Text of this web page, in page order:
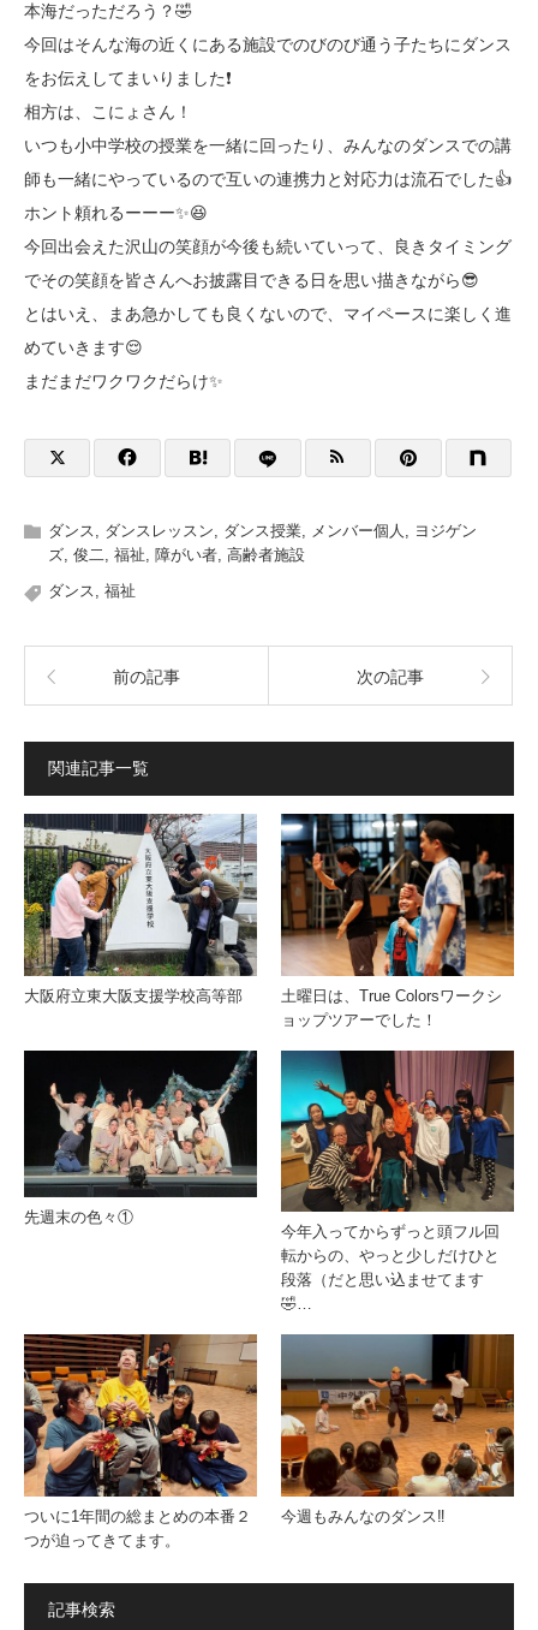
本海だっただろう？🤣
今回はそんな海の近くにある施設でのびのび通う子たちにダンス
をお伝えしてまいりました❗️
相方は、こにょさん！
いつも小中学校の授業を一緒に回ったり、みんなのダンスでの講
師も一緒にやっているので互いの連携力と対応力は流石でした👍
ホント頼れるーーー✨😆
今回出会えた沢山の笑顔が今後も続いていって、良きタイミング
でその笑顔を皆さんへお披露目できる日を思い描きながら😎
とはいえ、まあ急かしても良くないので、マイペースに楽しく進
めていきます😌
まだまだワクワクだらけ✨
ダンス, ダンスレッスン, ダンス授業, メンバー個人 , ヨジゲン
ズ, 俊二, 福祉, 障がい者, 高齢者施設
ダンス, 福祉
前の記事 次の記事
関連記事一覧
大阪府立東大阪支援学校高等部
土曜日は、True Colorsワークシ
ョップツアーでした！
先週末の色々①
今年入ってからずっと頭フル回
転からの、やっと少しだけひと
段落（だと思い込ませてます
🤣…
ついに1年間の総まとめの本番２
つが迫ってきてます。
今週もみんなのダンス‼️
記事検索